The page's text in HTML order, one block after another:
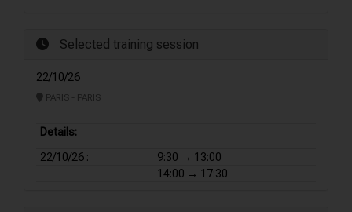
Selected training session
22/10/26
PARIS - PARIS
Details:
22/10/26 :
9:30 → 13:00
14:00 → 17:30